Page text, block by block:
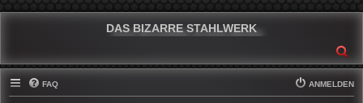
DAS BIZARRE STAHLWERK
FAQ ANMELDEN